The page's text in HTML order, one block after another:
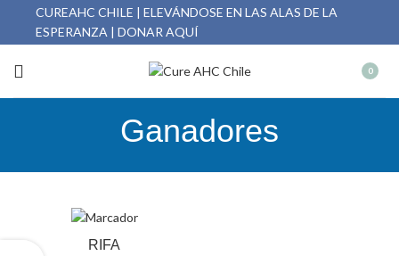
0
Ganadores
RIFA
CUREAHC CHILE | ELEVÁNDOSE EN LAS ALAS DE LA
ESPERANZA | DONAR AQUÍ